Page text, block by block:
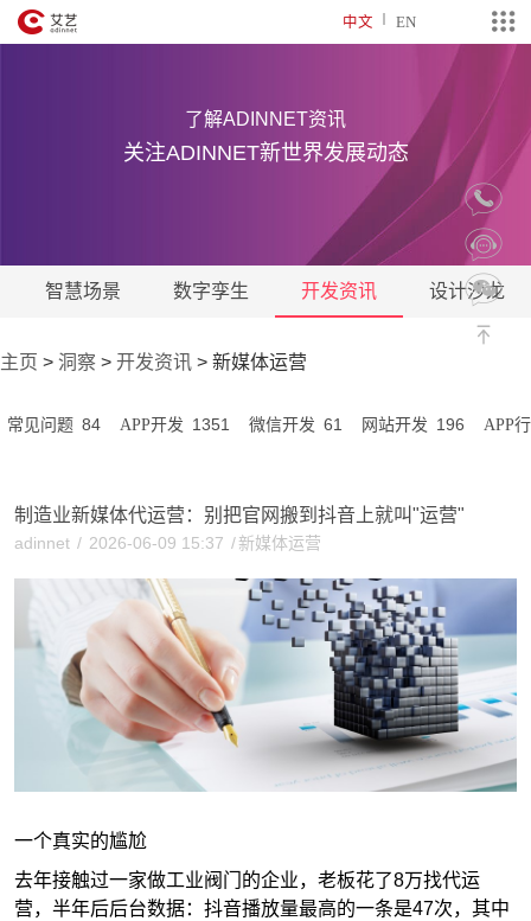
中文 EN
了解ADINNET资讯
关注ADINNET新世界发展动态
智慧场景 数字孪生 开发资讯 设计沙龙
主页 > 洞察 > 开发资讯 > 新媒体运营
常见问题 84 APP开发 1351 微信开发 61 网站开发 196 APP
制造业新媒体代运营：别把官网搬到抖音上就叫"运营"
adinnet / 2026-06-09 15:37 /新媒体运营
一个真实的尴尬
去年接触过一家做工业阀门的企业，老板花了8万找代运
营，半年后后台数据：抖音播放量最高的一条是47次，其中